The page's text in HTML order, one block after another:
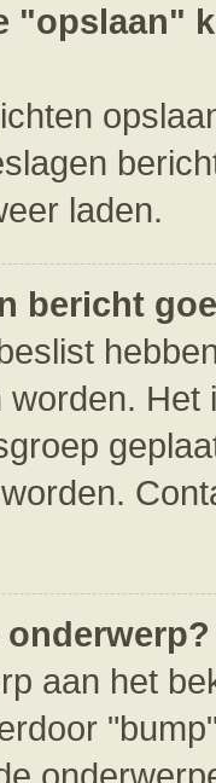
"opslaan"
laden.
bericht
aan het